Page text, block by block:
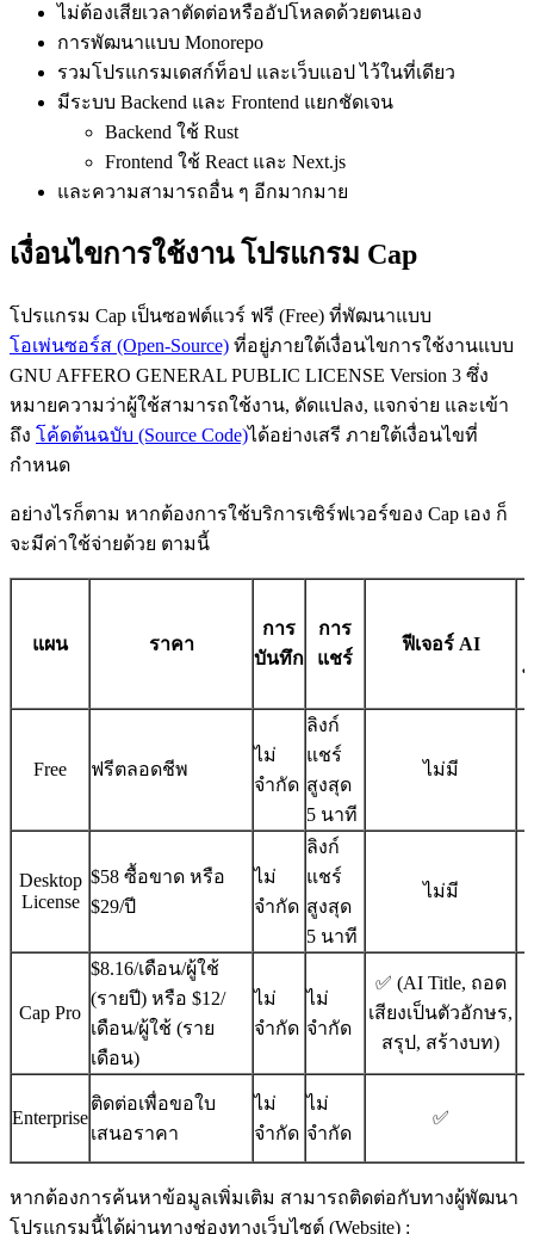
ไม่ต้องเสียเวลาตัดต่อหรืออัปโหลดด้วยตนเอง
การพัฒนาแบบ Monorepo
รวมโปรแกรมเดสก์ท็อป และเว็บแอป ไว้ในที่เดียว
มีระบบ Backend และ Frontend แยกชัดเจน
Backend ใช้ Rust
Frontend ใช้ React และ Next.js
และความสามารถอื่น ๆ อีกมากมาย
เงื่อนไขการใช้งาน โปรแกรม Cap
โปรแกรม Cap เป็นซอฟต์แวร์ ฟรี (Free) ที่พัฒนาแบบ
โอเพ่นซอร์ส (Open-Source) ที่อยู่ภายใต้เงื่อนไขการใช้งานแบบ
GNU AFFERO GENERAL PUBLIC LICENSE Version 3 ซึ่ง
หมายความว่าผู้ใช้สามารถใช้งาน, ดัดแปลง, แจกจ่าย และเข้า
ถึง โค้ดต้นฉบับ (Source Code)ได้อย่างเสรี ภายใต้เงื่อนไขที่
กำหนด
อย่างไรก็ตาม หากต้องการใช้บริการเซิร์ฟเวอร์ของ Cap เอง ก็
จะมีค่าใช้จ่ายด้วย ตามนี้
แผน ราคา
การ
บันทึก
การ
แชร์
ฟีเจอร์ AI
Free ฟรีตลอดชีพ
ไม่
จำกัด
ลิงก์
แชร์
สูงสุด
5 นาที
ไม่มี
Desktop
License
$58 ซื้อขาด หรือ
$29/ปี
ไม่
จำกัด
ลิงก์
แชร์
สูงสุด
5 นาที
ไม่มี
Cap Pro
$8.16/เดือน/ผู้ใช้
(รายปี) หรือ $12/
เดือน/ผู้ใช้ (ราย
เดือน)
ไม่
จำกัด
ไม่
จำกัด
✅ (AI Title, ถอด
เสียงเป็นตัวอักษร,
สรุป, สร้างบท)
Enterprise
ติดต่อเพื่อขอใบ
เสนอราคา
ไม่
จำกัด
ไม่
จำกัด
✅
หากต้องการค้นหาข้อมูลเพิ่มเติม สามารถติดต่อกับทางผู้พัฒนา
โปรแกรมนี้ได้ผ่านทางช่องทางเว็บไซต์ (Website) :